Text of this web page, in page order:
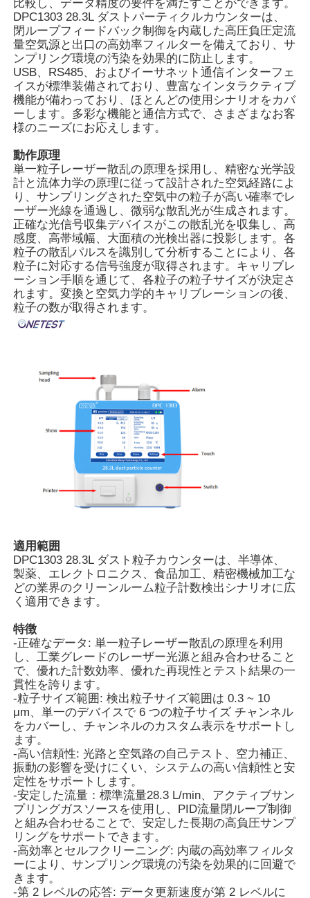
ホーム
製品
ビデオ
企業情報
お問い合わせ
ニュース
ケースを表示
見積依頼
核放射線検出器
個人的な線量計
x光線センサー
原子力放射線監視システム
ラドンの探知器
大気負イオンモニター
PM2.5検出器
比較し、データ精度の要件を満たすことができます。
DPC1303 28.3L ダストパーティクルカウンターは、
閉ループフィードバック制御を内蔵した高圧負圧定流
量空気源と出口の高効率フィルターを備えており、サ
ンプリング環境の汚染を効果的に防止します。
USB、RS485、およびイーサネット通信インターフェ
イスが標準装備されており、豊富なインタラクティブ
機能が備わっており、ほとんどの使用シナリオをカバ
ーします。多彩な機能と通信方式で、さまざまなお客
様のニーズにお応えします。
動作原理
単一粒子レーザー散乱の原理を採用し、精密な光学設
計と流体力学の原理に従って設計された空気経路によ
り、サンプリングされた空気中の粒子が高い確率でレ
ーザー光線を通過し、微弱な散乱光が生成されます。
正確な光信号収集デバイスがこの散乱光を収集し、高
感度、高帯域幅、大面積の光検出器に投影します。各
粒子の散乱パルスを識別して分析することにより、各
粒子に対応する信号強度が取得されます。キャリブレ
ーション手順を通じて、各粒子の粒子サイズが決定さ
れます。変換と空気力学的キャリブレーションの後、
粒子の数が取得されます。
適用範囲
DPC1303 28.3L ダスト粒子カウンターは、半導体、
製薬、エレクトロニクス、食品加工、精密機械加工な
どの業界のクリーンルーム粒子計数検出シナリオに広
く適用できます。
特徴
-正確なデータ: 単一粒子レーザー散乱の原理を利用
し、工業グレードのレーザー光源と組み合わせること
で、優れた計数効率、優れた再現性とテスト結果の一
貫性を誇ります。
-粒子サイズ範囲: 検出粒子サイズ範囲は 0.3 ~ 10
μm、単一のデバイスで 6 つの粒子サイズ チャンネル
をカバーし、チャンネルのカスタム表示をサポートし
ます。
-高い信頼性: 光路と空気路の自己テスト、空力補正、
振動の影響を受けにくい、システムの高い信頼性と安
定性をサポートします。
-安定した流量：標準流量28.3 L/min、アクティブサン
プリングガスソースを使用し、PID流量閉ループ制御
と組み合わせることで、安定した長期の高負圧サンプ
リングをサポートできます。
-高効率とセルフクリーニング: 内蔵の高効率フィルタ
ーにより、サンプリング環境の汚染を効果的に回避で
きます。
-第 2 レベルの応答: データ更新速度が第 2 レベルに